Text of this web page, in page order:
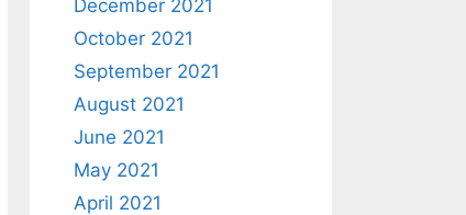
December 2021
October 2021
September 2021
August 2021
June 2021
May 2021
April 2021